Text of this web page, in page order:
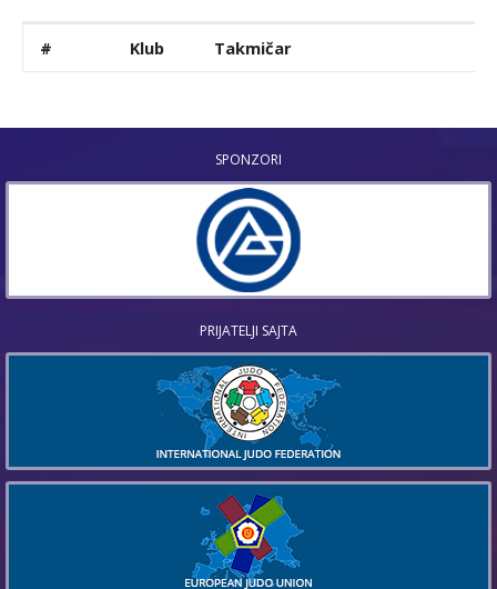
# Klub Takmičar
SPONZORI
PRIJATELJI SAJTA